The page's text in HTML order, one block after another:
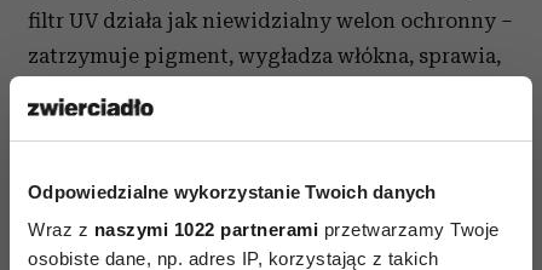
Odpowiedzialne wykorzystanie Twoich danych
Wraz z naszymi 1022 partnerami przetwarzamy Twoje
osobiste dane, np. adres IP, korzystając z takich
filtr UV działa jak niewidzialny welon ochronny –
zatrzymuje pigment, wygładza włókna, sprawia,
Po każdym użyciu pasma odbijają światło jak
tafla szkła – pełne życia, gładkie, z połyskiem,
odżywione i emanują energią. Color Vive to